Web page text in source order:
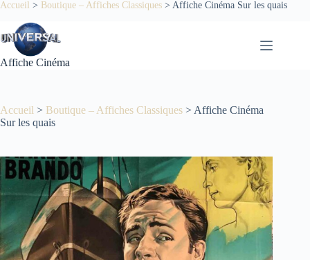
Passer
contenu
Accueil > Boutique – Affiches Classiques > Affiche Cinéma Sur les quais
Affiche Cinéma
Accueil > Boutique – Affiches Classiques > Affiche Cinéma
Sur les quais